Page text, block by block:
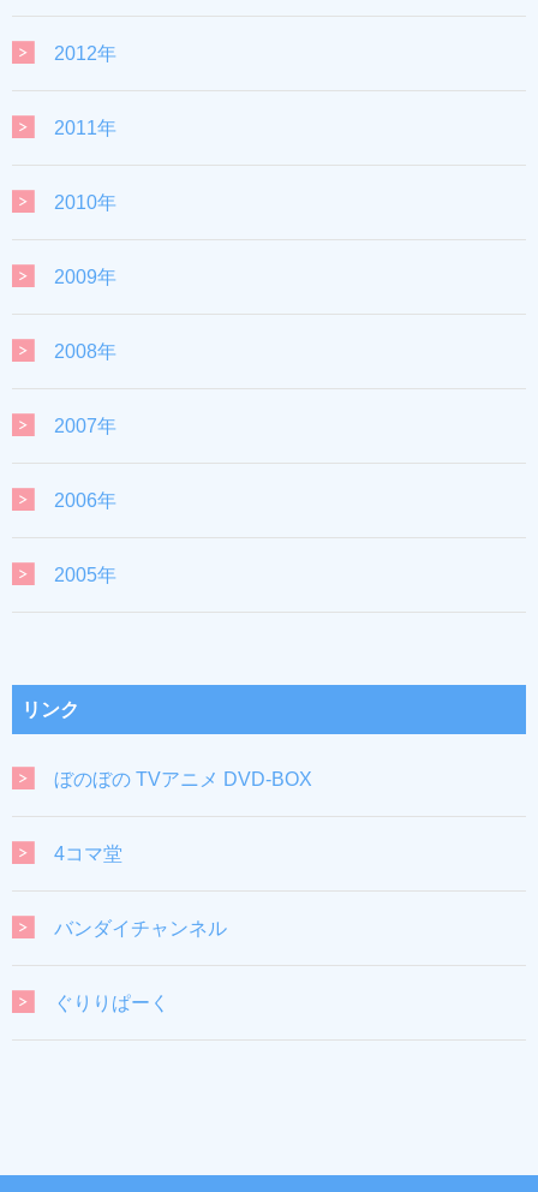
2012年
2011年
2010年
2009年
2008年
2007年
2006年
2005年
リンク
ぼのぼの TVアニメ DVD-BOX
4コマ堂
バンダイチャンネル
ぐりりぱーく